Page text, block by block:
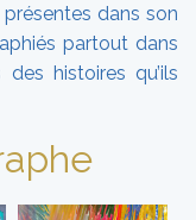
dans son
partout dans
histoires qu’ils